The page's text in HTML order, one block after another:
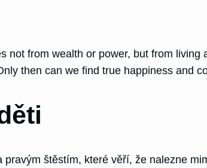
from wealth or power, but from
then can we find true happiness and
štěstím, které věří, že nalezne